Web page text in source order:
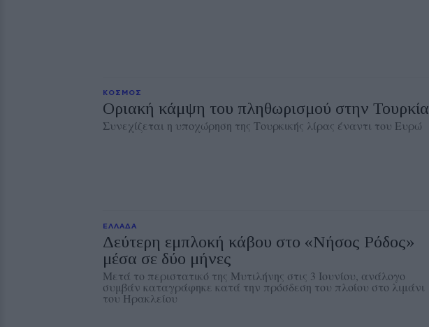
ΚΟΣΜΟΣ
Οριακή κάμψη του πληθωρισμού στην Τουρκία
Συνεχίζεται η υποχώρηση της Τουρκικής λίρας έναντι του Ευρώ
ΕΛΛΑΔΑ
Δεύτερη εμπλοκή κάβου στο «Νήσος Ρόδος»
μέσα σε δύο μήνες
Μετά το περιστατικό της Μυτιλήνης στις 3 Ιουνίου, ανάλογο
συμβάν καταγράφηκε κατά την πρόσδεση του πλοίου στο λιμάνι
του Ηρακλείου